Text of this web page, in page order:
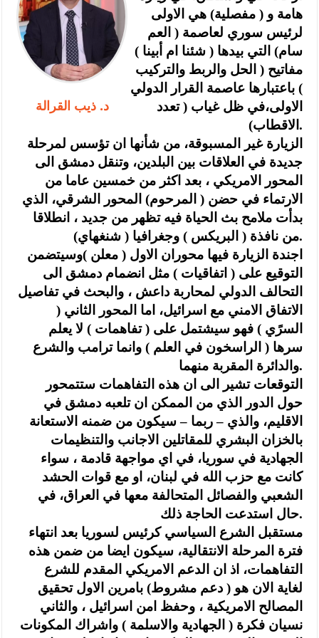
د. ذيب القرالة
هامة و ( مفصلية) هي الاولى
لرئيس سوري لعاصمة ( العم
سام) التي بيدها ( شئنا ام أبينا )
مفاتيح ( الحل والربط والتركيب
) باعتبارها عاصمة القرار الدولي
الاولى،في ظل غياب ( تعدد
الاقطاب).
الزيارة غير المسبوقة، من شأنها ان تؤسس لمرحلة
جديدة في العلاقات بين البلدين، وتنقل دمشق الى
المحور الامريكي ، بعد اكثر من خمسين عاما من
الارتماء في حضن ( المرحوم) المحور الشرقي، الذي
بدأت ملامح بث الحياة فيه تظهر من جديد ، انطلاقا
من نافذة ( البريكس ) وجغرافيا ( شنغهاي).
اجندة الزيارة فيها محوران الاول ( معلن )وسيتضمن
التوقيع على ( اتفاقيات ) مثل انضمام دمشق الى
التحالف الدولي لمحاربة داعش ، والبحث في تفاصيل
الاتفاق الامني مع اسرائيل، اما المحور الثاني (
السرًي ) فهو سيشتمل على ( تفاهمات ) لا يعلم
سرها ( الراسخون في العلم ) وانما ترامب والشرع
والدائرة المقربة منهما.
التوقعات تشير الى ان هذه التفاهمات ستتمحور
حول الدور الذي من الممكن ان تلعبه دمشق في
الاقليم، والذي – ربما – سيكون من ضمنه الاستعانة
بالخزان البشري للمقاتلين الاجانب والتنظيمات
الجهادية في سوريا، في اي مواجهة قادمة ، سواء
كانت مع حزب الله في لبنان، او مع قوات الحشد
الشعبي والفصائل المتحالفة معها في العراق، في
حال استدعت الحاجة ذلك.
مستقبل الشرع السياسي كرئيس لسوريا بعد انتهاء
فترة المرحلة الانتقالية، سيكون ايضا من ضمن هذه
التفاهمات، اذ ان الدعم الامريكي المقدم للشرع
لغاية الان هو ( دعم مشروط) بامرين الاول تحقيق
المصالح الامريكية ، وحفظ امن اسرائيل ، والثاني
نسيان فكرة ( الجهادية والاسلمة ) واشراك المكونات